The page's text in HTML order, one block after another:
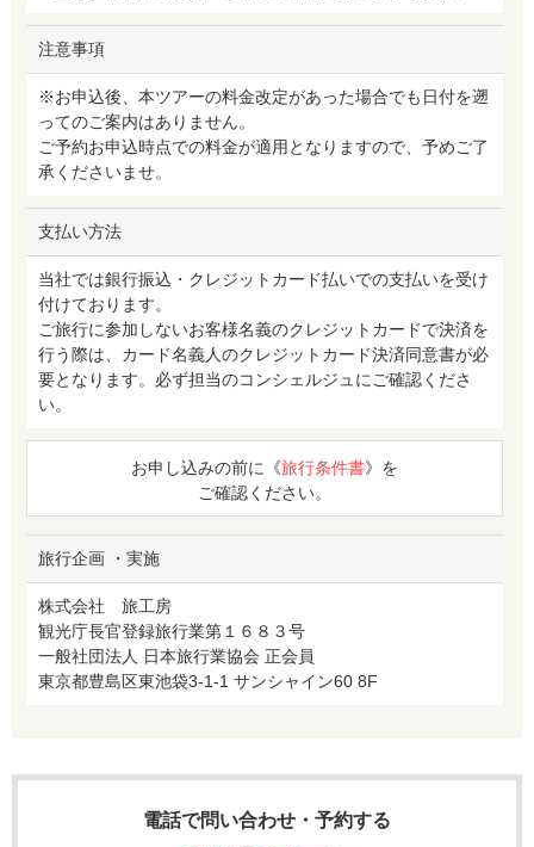
注意事項
※お申込後、本ツアーの料金改定があった場合でも日付を遡
ってのご案内はありません。
ご予約お申込時点での料金が適用となりますので、予めご了
承くださいませ。
支払い方法
当社では銀行振込・クレジットカード払いでの支払いを受け
付けております。
ご旅行に参加しないお客様名義のクレジットカードで決済を
行う際は、カード名義人のクレジットカード決済同意書が必
要となります。必ず担当のコンシェルジュにご確認くださ
い。
お申し込みの前に《旅行条件書》を
ご確認ください。
旅行企画 ・実施
株式会社 旅工房
観光庁長官登録旅行業第１６８３号
一般社団法人 日本旅行業協会 正会員
東京都豊島区東池袋3-1-1 サンシャイン60 8F
電話で問い合わせ・予約する